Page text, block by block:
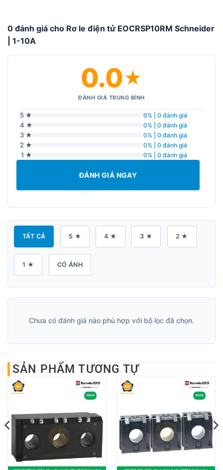
0 đánh giá cho Rơ le điện tử EOCRSP10RM Schneider
| 1-10A
0.0★
ĐÁNH GIÁ TRUNG BÌNH
5 ★ 0% | 0 đánh giá
4 ★ 0% | 0 đánh giá
3 ★ 0% | 0 đánh giá
2 ★ 0% | 0 đánh giá
1 ★ 0% | 0 đánh giá
ĐÁNH GIÁ NGAY
TẤT CẢ 5 ★ 4 ★ 3 ★ 2 ★
1 ★ CÓ ẢNH
Chưa có đánh giá nào phù hợp với bộ lọc đã chọn.
SẢN PHẨM TƯƠNG TỰ